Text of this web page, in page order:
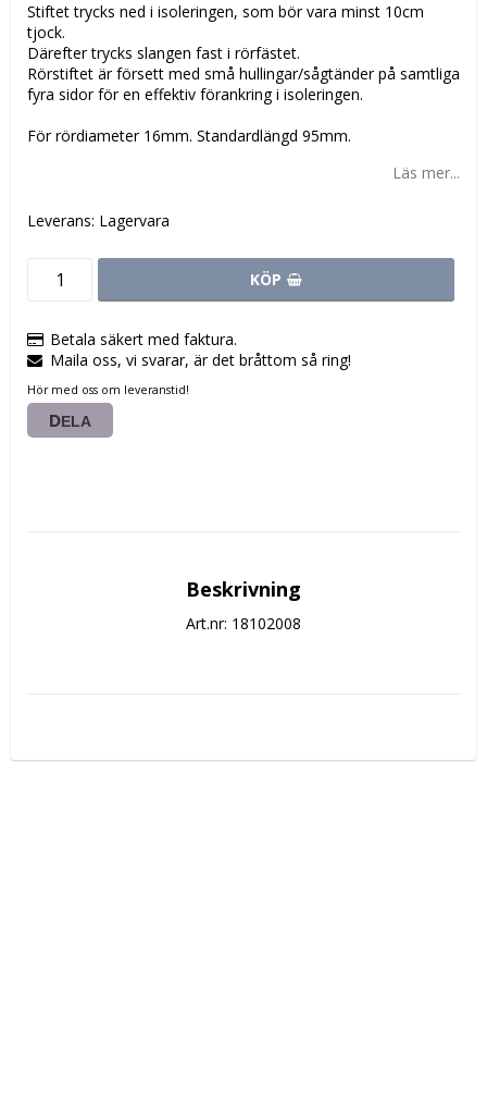
Stiftet trycks ned i isoleringen, som bör vara minst 10cm
tjock.
Därefter trycks slangen fast i rörfästet.
Rörstiftet är försett med små hullingar/sågtänder på samtliga
fyra sidor för en effektiv förankring i isoleringen.
För rördiameter 16mm. Standardlängd 95mm.
Läs mer...
Leverans: Lagervara
KÖP
Betala säkert med faktura.
Maila oss, vi svarar, är det bråttom så ring!
Hör med oss om leveranstid!
DELA
Beskrivning
Art.nr: 18102008